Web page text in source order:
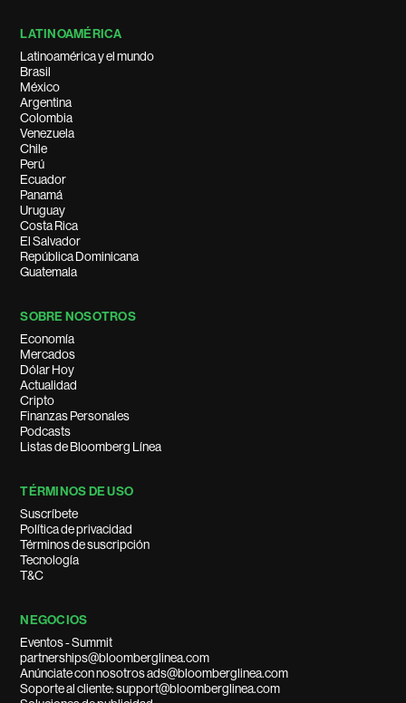
LATINOAMÉRICA
Latinoamérica y el mundo
Brasil
México
Argentina
Colombia
Venezuela
Chile
Perú
Ecuador
Panamá
Uruguay
Costa Rica
El Salvador
República Dominicana
Guatemala
SOBRE NOSOTROS
Economía
Mercados
Dólar Hoy
Actualidad
Cripto
Finanzas Personales
Podcasts
Listas de Bloomberg Línea
TÉRMINOS DE USO
Suscríbete
Política de privacidad
Términos de suscripción
Tecnología
T&C
NEGOCIOS
Eventos - Summit
partnerships@bloomberglinea.com
Anúnciate con nosotros ads@bloomberglinea.com
Soporte al cliente: support@bloomberglinea.com